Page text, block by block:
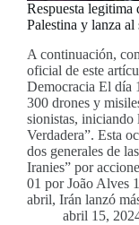
Respuesta legitima
Palestina y lanza
A continuación,
oficial de este
Democracia El día
300 drones y
sionistas, iniciando
Verdadera”. Esta
dos generales de
Iranies” por
01 por João Alves
abril, Irán lanzó
abril 15,